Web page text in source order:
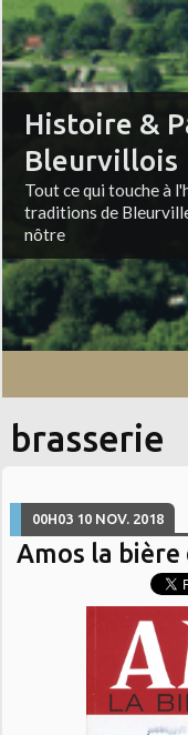
Histoire &
Bleurvillois
Tout ce qui touche à
traditions de
nôtre
brasserie
00H03 10 NOV. 2018
Amos la bière